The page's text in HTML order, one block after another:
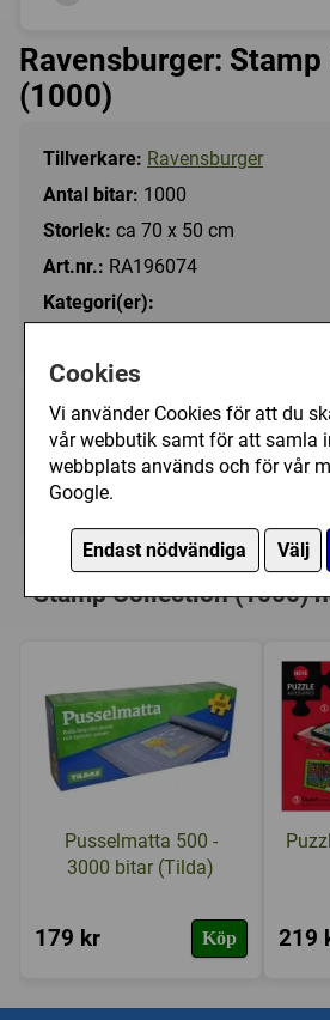
Cookies
Vi använder Cookies för att du
vår webbutik samt för att samla
webbplats används och för vår
Google.
Endast nödvändiga Välj
Ravensburger:
(1000)
Tillverkare: Ravensburger
Antal bitar: 1000
Storlek: ca 70 x 50 cm
Art.nr.: RA196074
Kategori(er):
149 kr
Ej tillgänglig
Personer som har köpt
Stamp Collection (1000)
Pusselmatta 500 -
3000 bitar (Tilda)
179 kr Köp 219